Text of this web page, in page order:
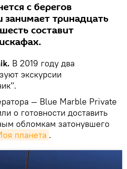
с берегов
тринадцать
составит
В 2019 году два
экскурсии
— Blue Marble Private
о готовности доставить
обломкам затонувшего
планета .